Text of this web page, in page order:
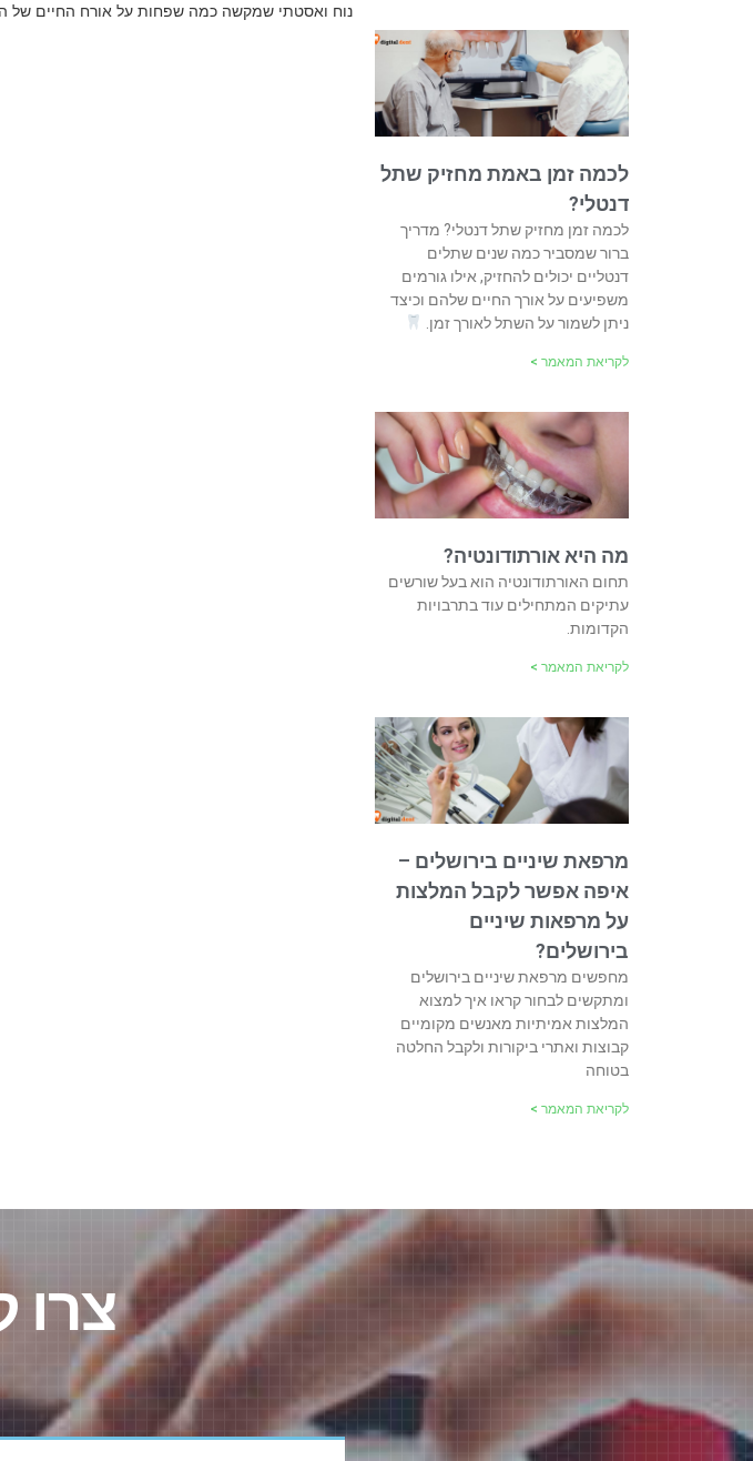
לכמה זמן באמת מחזיק שתל
דנטלי?
לכמה זמן מחזיק שתל דנטלי? מדריך
ברור שמסביר כמה שנים שתלים
דנטליים יכולים להחזיק, אילו גורמים
משפיעים על אורך החיים שלהם וכיצד
ניתן לשמור על השתל לאורך זמן.
לקריאת המאמר >
מה היא אורתודונטיה?
תחום האורתודונטיה הוא בעל שורשים
עתיקים המתחילים עוד בתרבויות
הקדומות.
לקריאת המאמר >
מרפאת שיניים בירושלים –
איפה אפשר לקבל המלצות
על מרפאות שיניים
בירושלים?
מחפשים מרפאת שיניים בירושלים
ומתקשים לבחור קראו איך למצוא
המלצות אמיתיות מאנשים מקומיים
קבוצות ואתרי ביקורות ולקבל החלטה
בטוחה
לקריאת המאמר >
נוח ואסטתי שמקשה כמה שפחות על אורח החיים של
צרו